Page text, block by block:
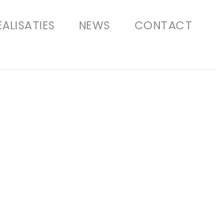
NEWS CONTACT